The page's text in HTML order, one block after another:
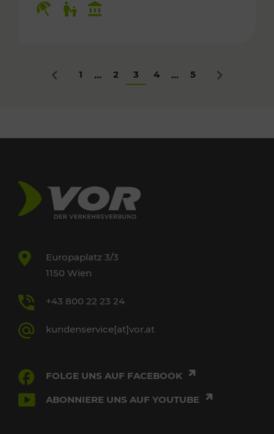
Zurück
1 ... 2 3 4 ... 5 Nächstes
Europaplatz 3/3
1150 Wien
+43 800 22 23 24
kundenservice[at]vor.at
FOLGE UNS AUF FACEBOOK
ABONNIERE UNS AUF YOUTUBE